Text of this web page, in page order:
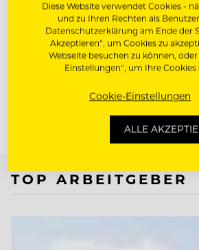
FOOD-KNOW-HOW
Inspiration Tour:
Während die
wirtschaftlich erfolgreichen
TOP ARBEITGEBER
Diese Website verwendet Cookies -
und zu Ihren Rechten als
Datenschutzerklärung am Ende der
Akzeptieren“, um Cookies zu
Webseite besuchen zu können,
Einstellungen“, um Ihre
Cookie-Einstellungen
ALLE